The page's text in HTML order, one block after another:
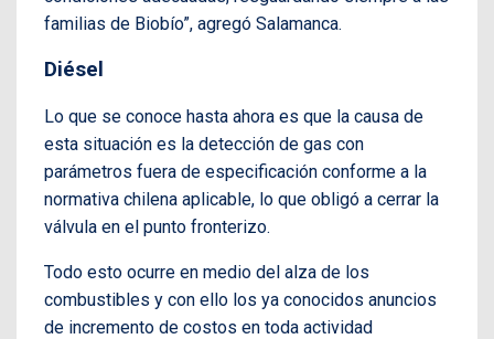
familias de Biobío”, agregó Salamanca.
Diésel
Lo que se conoce hasta ahora es que la causa de
esta situación es la detección de gas con
parámetros fuera de especificación conforme a la
normativa chilena aplicable, lo que obligó a cerrar la
válvula en el punto fronterizo.
Todo esto ocurre en medio del alza de los
combustibles y con ello los ya conocidos anuncios
de incremento de costos en toda actividad